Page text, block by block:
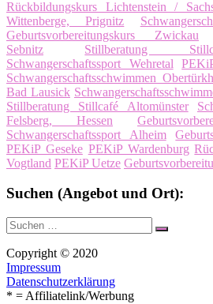
Rückbildungskurs Lichtenstein /
Wittenberge, Prignitz
Geburtsvorbereitungskurs Zwickau
Sebnitz
Stillberatung
Schwangerschaftssport Wehretal
Schwangerschaftsschwimmen
Bad Lausick
Stillberatung Stillcafé Altomünster
Felsberg, Hessen
Schwangerschaftssport Alheim
PEKiP Geseke PEKiP Wardenburg
Vogtland PEKiP Uetze
Suchen (Angebot und Ort):
Suche
nach:
Suchen
Copyright © 2020
Impressum
Datenschutzerklärung
* = Affiliatelink/Werbung